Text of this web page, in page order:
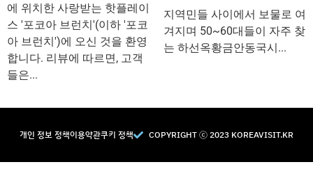
에 위치한 사랑받는 핫플레이
스 '포코아 브런치'(이하 '포코
아 브런치')에 오신 것을 환영
합니다. 리뷰에 따르면, 고객
들은...
지역민들 사이에서 보물로 여
겨지며 50~60대들이 자주 찾
는 하선옥황금안동국시...
개인 정보 정책이용약관쿠키 정책 COPYRIGHT Ⓒ 2023 KOREAVISIT.KR